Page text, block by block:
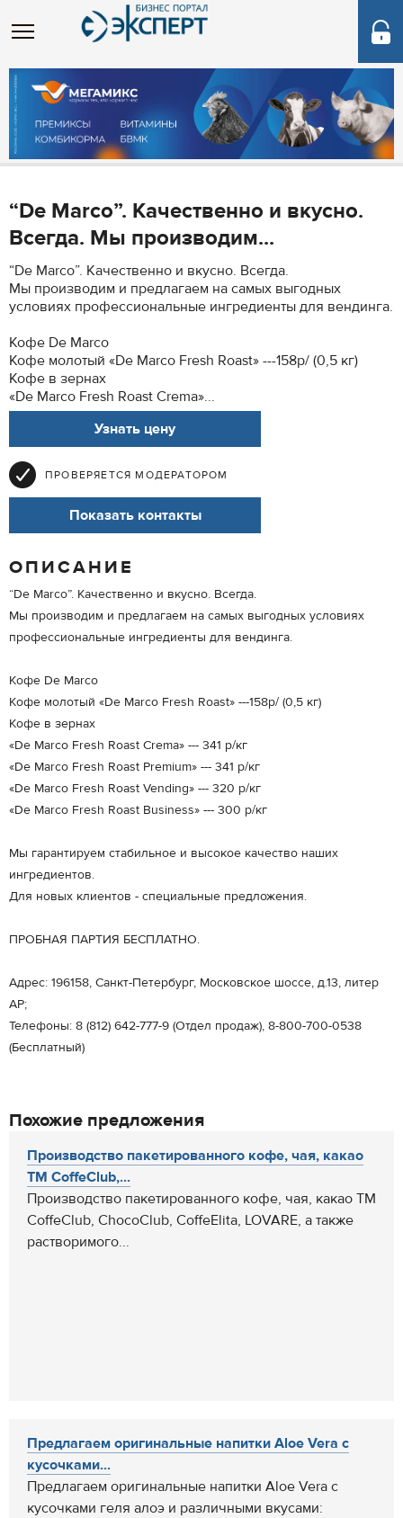
“De Marco”. Качественно и вкусно.
Всегда. Мы производим...
“De Marco”. Качественно и вкусно. Всегда.
Мы производим и предлагаем на самых выгодных
условиях профессиональные ингредиенты для вендинга.
Кофе De Marco
Кофе молотый «De Marco Fresh Roast» ---158р/ (0,5 кг)
Кофе в зернах
«De Marco Fresh Roast Crema»...
Узнать цену
ПРОВЕРЯЕТСЯ МОДЕРАТОРОМ
Показать контакты
ОПИСАНИЕ
“De Marco”. Качественно и вкусно. Всегда.
Мы производим и предлагаем на самых выгодных условиях
профессиональные ингредиенты для вендинга.
Кофе De Marco
Кофе молотый «De Marco Fresh Roast» ---158р/ (0,5 кг)
Кофе в зернах
«De Marco Fresh Roast Crema» --- 341 р/кг
«De Marco Fresh Roast Premium» --- 341 р/кг
«De Marco Fresh Roast Vending» --- 320 р/кг
«De Marco Fresh Roast Business» --- 300 р/кг
Мы гарантируем стабильное и высокое качество наших
ингредиентов.
Для новых клиентов - специальные предложения.
ПРОБНАЯ ПАРТИЯ БЕСПЛАТНО.
Адрес: 196158, Санкт-Петербург, Московское шоссе, д.13, литер
АР;
Телефоны: 8 (812) 642-777-9 (Отдел продаж), 8-800-700-0538
(Бесплатный)
Похожие предложения
Производство пакетированного кофе, чая, какао
ТМ CoffeClub,...
Производство пакетированного кофе, чая, какао ТМ
CoffeClub, ChocoClub, CoffeElita, LOVARE, а также
растворимого...
Предлагаем оригинальные напитки Aloe Vera с
кусочками...
Предлагаем оригинальные напитки Aloe Vera с
кусочками геля алоэ и различными вкусами: